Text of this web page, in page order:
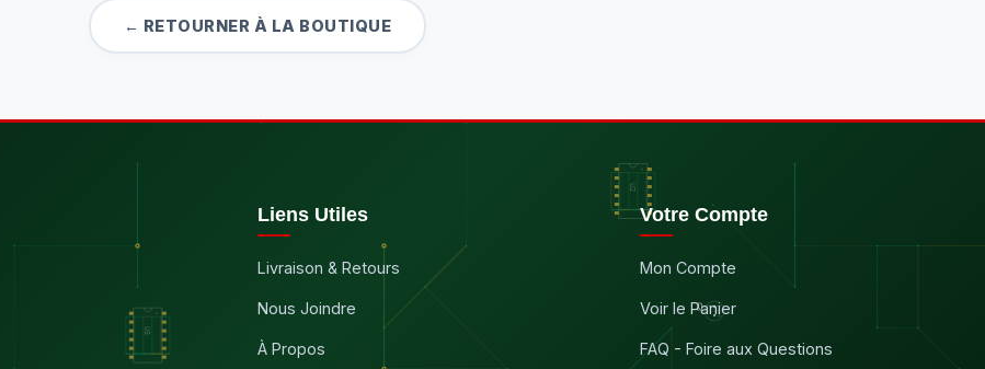
← RETOURNER À LA BOUTIQUE
Liens Utiles
Livraison & Retours
Nous Joindre
À Propos
Votre Compte
Mon Compte
Voir le Panier
FAQ - Foire aux Questions